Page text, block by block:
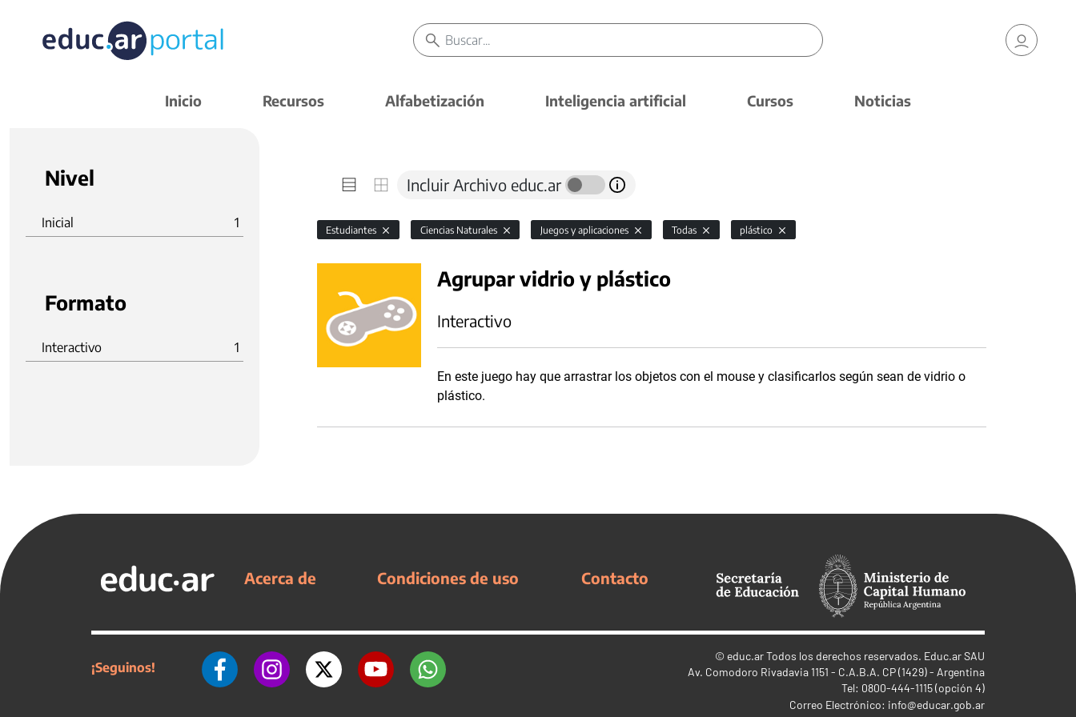
Inicio Recursos Alfabetización Inteligencia artificial Cursos Noticias
Nivel
Inicial 1
Formato
Interactivo 1
Incluir Archivo educ.ar
Estudiantes Ciencias Naturales Juegos y aplicaciones Todas plástico
Agrupar vidrio y plástico
Interactivo
En este juego hay que arrastrar los objetos con el mouse y clasificarlos según sean de vidrio o
plástico.
Acerca de Condiciones de uso Contacto
¡Seguinos!
© educ.arTodos los derechos reservados. Educ.ar SAU
Av. Comodoro Rivadavia 1151 - C.A.B.A. CP (1429) - Argentina
Tel: 0800-444-1115 (opción 4)
Correo Electrónico: info@educar.gob.ar